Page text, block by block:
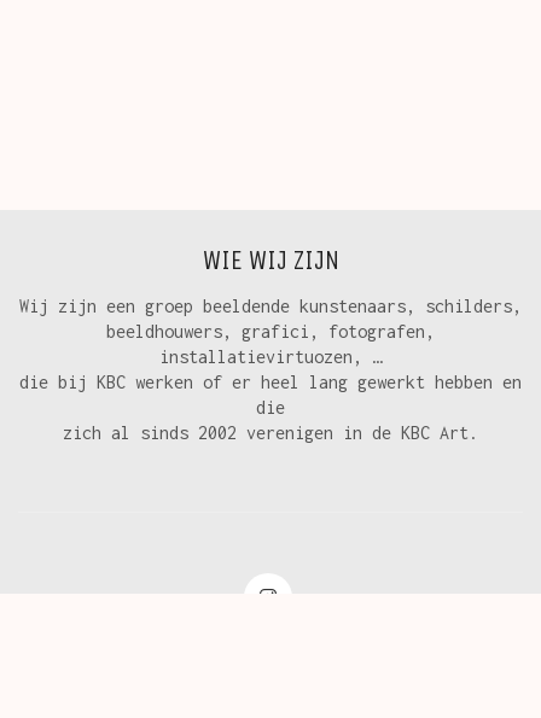
WIE WIJ ZIJN
Wij zijn een groep beeldende kunstenaars, schilders,
beeldhouwers, grafici, fotografen,
installatievirtuozen, …
die bij KBC werken of er heel lang gewerkt hebben en
die
zich al sinds 2002 verenigen in de KBC Art.